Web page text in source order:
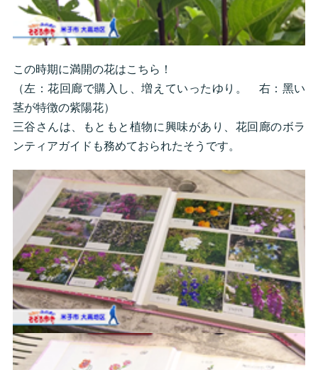
この時期に満開の花はこちら！
（左：花回廊で購入し、増えていったゆり。 右：黑い
茎が特徴の紫陽花）
三谷さんは、もともと植物に興味があり、花回廊のボラ
ンティアガイドも務めておられたそうです。